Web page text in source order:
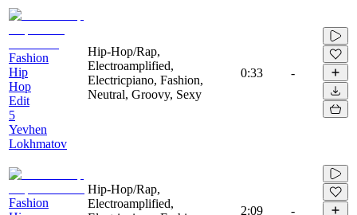
Fashion
Hip
Hop
Edit
5
Yevhen
Lokhmatov
Hip-Hop/Rap,
Electroamplified,
Electricpiano, Fashion,
Neutral, Groovy, Sexy
0:33 -
Fashion
Hip-Hop/Rap,
Electroamplified,
2:09 -